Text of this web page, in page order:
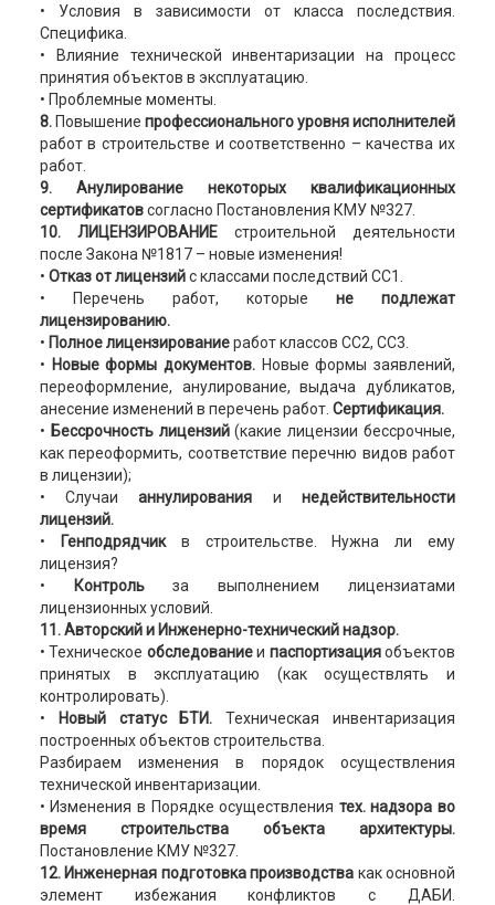
• Условия в зависимости от класса последствия.
Специфика.
• Влияние технической инвентаризации на процесс
принятия объектов в эксплуатацию.
• Проблемные моменты.
8. Повышение профессионального уровня исполнителей
работ в строительстве и соответственно – качества их
работ.
9. Анулирование некоторых квалификационных
сертификатовсогласно Постановления КМУ №327.
10. ЛИЦЕНЗИРОВАНИЕстроительной деятельности
после Закона №1817 – новые изменения!
• Отказ от лицензийс классами последствий СС1.
• Перечень работ, которыене подлежат
лицензированию.
• Полное лицензированиеработ классов СС2, СС3.
• Новые формы документов. Новые формы заявлений,
переоформление, анулирование, выдача дубликатов,
анесение изменений в перечень работ. Сертификация.
• Бессрочность лицензий(какие лицензии бессрочные,
как переоформить, соответствие перечню видов работ
в лицензии);
• Случаианнулирования инедействительности
лицензий.
•
Генподрядчик в строительстве. Нужна ли ему
лицензия?
•
Контрольза выполнением лицензиатами
лицензионных условий.
11. Авторский и Инженерно-технический надзор.
• Техническое обследованиеи паспортизацияобъектов
принятых в эксплуатацию (как осуществлять и
контролировать).
•
Новый статус БТИ. Техническая инвентаризация
построенных объектов строительства.
Разбираем изменения в порядок осуществления
технической инвентаризации.
• Изменения в Порядке осуществления тех. надзора во
время строительства объекта архитектуры.
Постановление КМУ №327.
12. Инженерная подготовка производства как основной
элемент избежания конфликтов с ДАБИ.